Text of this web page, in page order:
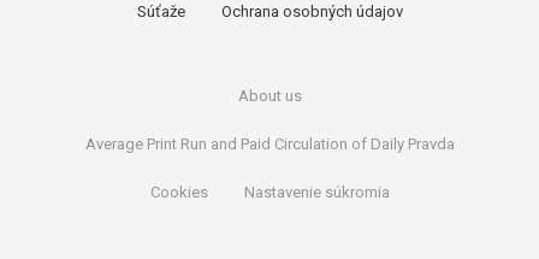
Súťaže Ochrana osobných údajov
About us
Average Print Run and Paid Circulation of Daily Pravda
Cookies Nastavenie súkromia